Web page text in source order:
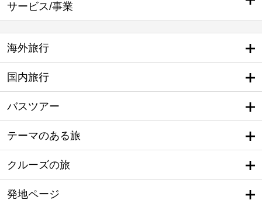
サービス/事業
海外旅行
国内旅行
バスツアー
テーマのある旅
クルーズの旅
発地ページ